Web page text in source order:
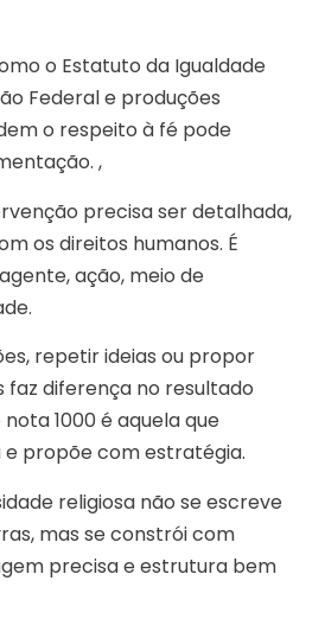
o Estatuto da Igualdade
Federal e produções
o respeito à fé pode
,
precisa ser detalhada,
os direitos humanos. É
ação, meio de
repetir ideias ou propor
faz diferença no resultado
1000 é aquela que
e propõe com estratégia.
religiosa não se escreve
mas se constrói com
precisa e estrutura bem